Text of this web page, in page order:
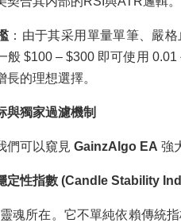
：由于其采用單量單筆、嚴
般 $100 – $300 即可使用
長的理想選擇。
與獨家過濾機制
們可以窺見 GainzAlgo EA 強
定性指數 (Candle Stability
魂所在。它不單純依賴傳統